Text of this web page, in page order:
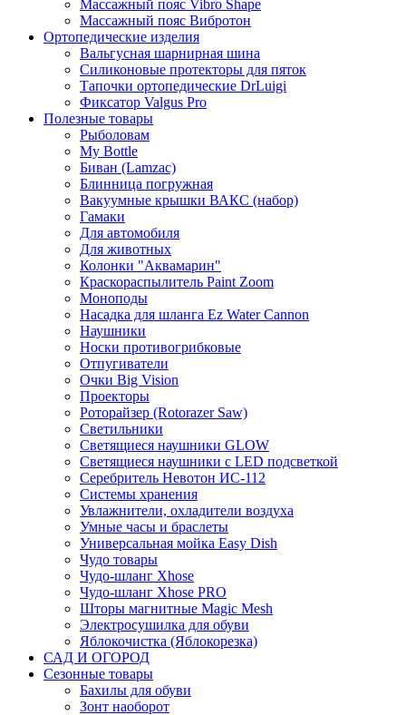
Массажный пояс Vibro Shape
Массажный пояс Вибротон
Ортопедические изделия
Вальгусная шарнирная шина
Силиконовые протекторы для пяток
Тапочки ортопедические DrLuigi
Фиксатор Valgus Pro
Полезные товары
Рыболовам
My Bottle
Биван (Lamzac)
Блинница погружная
Вакуумные крышки ВАКС (набор)
Гамаки
Для автомобиля
Для животных
Колонки "Аквамарин"
Краскораспылитель Paint Zoom
Моноподы
Насадка для шланга Ez Water Cannon
Наушники
Носки противогрибковые
Отпугиватели
Очки Big Vision
Проекторы
Роторайзер (Rotorazer Saw)
Светильники
Светящиеся наушники GLOW
Светящиеся наушники с LED подсветкой
Серебритель Невотон ИС-112
Системы хранения
Увлажнители, охладители воздуха
Умные часы и браслеты
Универсальная мойка Easy Dish
Чудо товары
Чудо-шланг Xhose
Чудо-шланг Xhose PRO
Шторы магнитные Magic Mesh
Электросушилка для обуви
Яблокочистка (Яблокорезка)
САД И ОГОРОД
Сезонные товары
Бахилы для обуви
Зонт наоборот